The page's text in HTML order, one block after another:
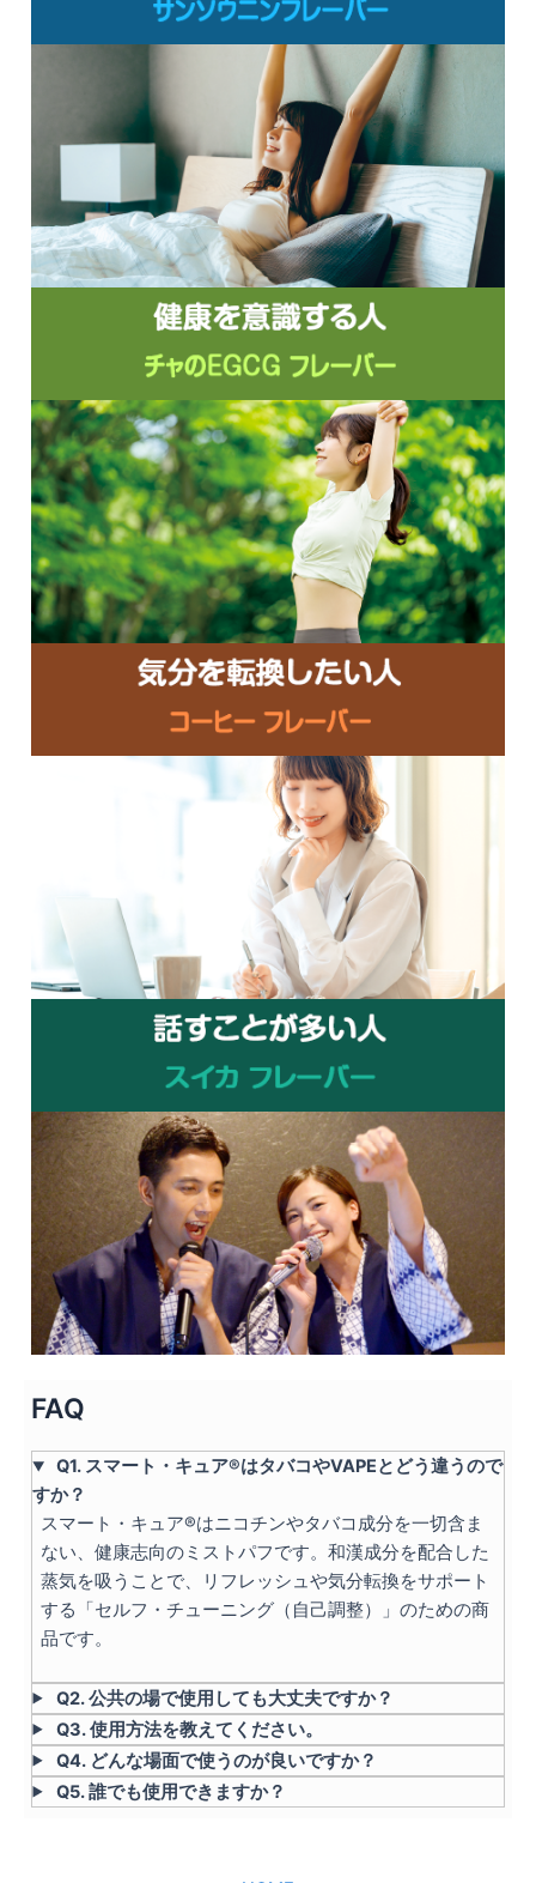
FAQ
Q1. スマート・キュア®はタバコやVAPEとどう違うので
すか？
スマート・キュア®はニコチンやタバコ成分を一切含ま
ない、健康志向のミストパフです。和漢成分を配合した
蒸気を吸うことで、リフレッシュや気分転換をサポート
する「セルフ・チューニング（自己調整）」のための商
品です。
Q2. 公共の場で使用しても大丈夫ですか？
Q3. 使用方法を教えてください。
Q4. どんな場面で使うのが良いですか？
Q5. 誰でも使用できますか？